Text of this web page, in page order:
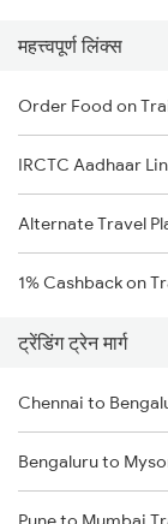
महत्त्वपूर्ण लिंक्स
Order Food on
IRCTC Aadhaar
Alternate Travel
1% Cashback on
ट्रेंडिंग ट्रेन मार्ग
Chennai to
Bengaluru to